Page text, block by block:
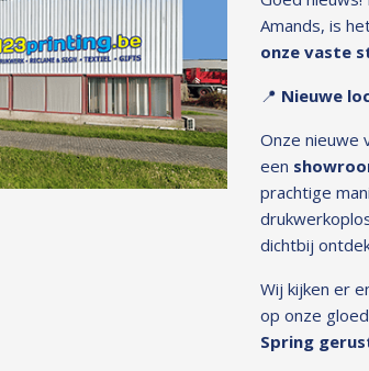
Amands, is
onze vaste
📍 Nieuwe
Onze nieuwe
een
prachtige
dichtbij
Wij kijken er
op onze
Spring